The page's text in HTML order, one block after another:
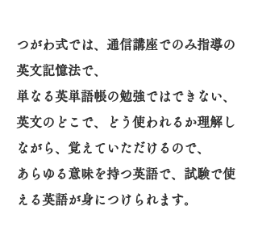
つがわ式では、通信講座でのみ指導の
英文記憶法で、
単なる英単語帳の勉強ではできない、
英文のどこで、どう使われるか理解し
ながら、覚えていただけるので、
あらゆる意味を持つ英語で、試験で使
える英語が身につけられます。